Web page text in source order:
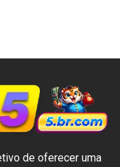
de oferecer uma